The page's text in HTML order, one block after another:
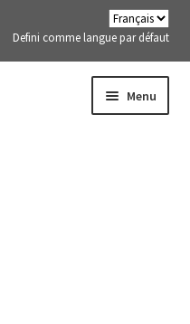
Defini comme langue par défaut
Menu